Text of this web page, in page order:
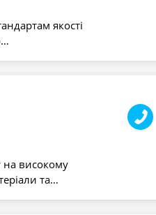
якості
на високому
та…